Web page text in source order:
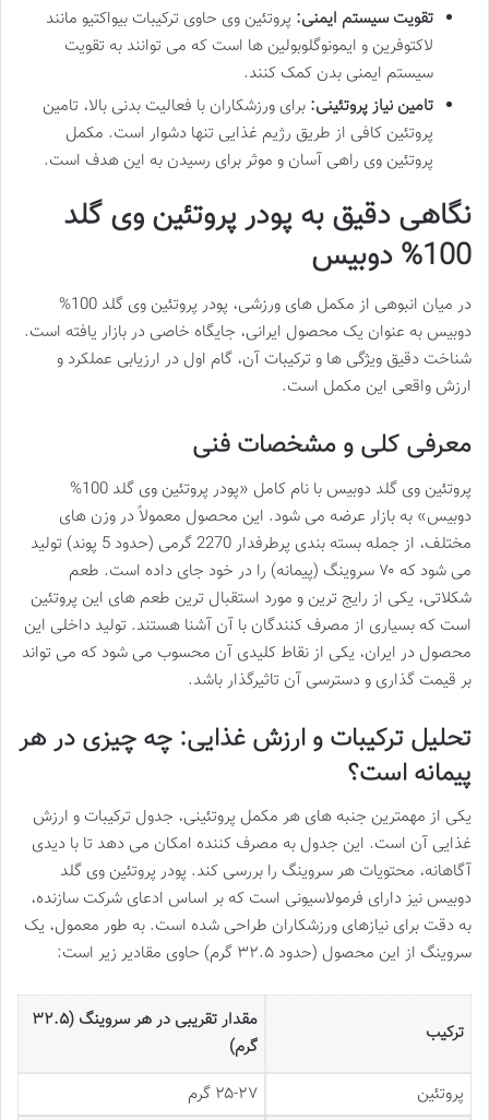
تقویت سیستم ایمنی: پروتئین وی حاوی ترکیبات بیواکتیو مانند
لاکتوفرین و ایمونوگلوبولین ها است که می توانند به تقویت
سیستم ایمنی بدن کمک کنند.
تامین نیاز پروتئینی: برای ورزشکاران با فعالیت بدنی بالا، تامین
پروتئین کافی از طریق رژیم غذایی تنها دشوار است. مکمل
پروتئین وی راهی آسان و موثر برای رسیدن به این هدف است.
نگاهی دقیق به پودر پروتئین وی گلد
100% دوبیس
در میان انبوهی از مکمل های ورزشی، پودر پروتئین وی گلد 100%
دوبیس به عنوان یک محصول ایرانی، جایگاه خاصی در بازار یافته است.
شناخت دقیق ویژگی ها و ترکیبات آن، گام اول در ارزیابی عملکرد و
ارزش واقعی این مکمل است.
معرفی کلی و مشخصات فنی
پروتئین وی گلد دوبیس با نام کامل «پودر پروتئین وی گلد 100%
دوبیس» به بازار عرضه می شود. این محصول معمولاً در وزن های
مختلف، از جمله بسته بندی پرطرفدار 2270 گرمی (حدود 5 پوند) تولید
می شود که ۷۰ سروینگ (پیمانه) را در خود جای داده است. طعم
شکلاتی، یکی از رایج ترین و مورد استقبال ترین طعم های این پروتئین
است که بسیاری از مصرف کنندگان با آن آشنا هستند. تولید داخلی این
محصول در ایران، یکی از نقاط کلیدی آن محسوب می شود که می تواند
بر قیمت گذاری و دسترسی آن تاثیرگذار باشد.
تحلیل ترکیبات و ارزش غذایی: چه چیزی در هر
پیمانه است؟
یکی از مهمترین جنبه های هر مکمل پروتئینی، جدول ترکیبات و ارزش
غذایی آن است. این جدول به مصرف کننده امکان می دهد تا با دیدی
آگاهانه، محتویات هر سروینگ را بررسی کند. پودر پروتئین وی گلد
دوبیس نیز دارای فرمولاسیونی است که بر اساس ادعای شرکت سازنده،
به دقت برای نیازهای ورزشکاران طراحی شده است. به طور معمول، یک
سروینگ از این محصول (حدود ۳۲.۵ گرم) حاوی مقادیر زیر است:
ترکیب
مقدار تقریبی در هر سروینگ (۳۲.۵
گرم)
پروتئین
۲۵-۲۷ گرم